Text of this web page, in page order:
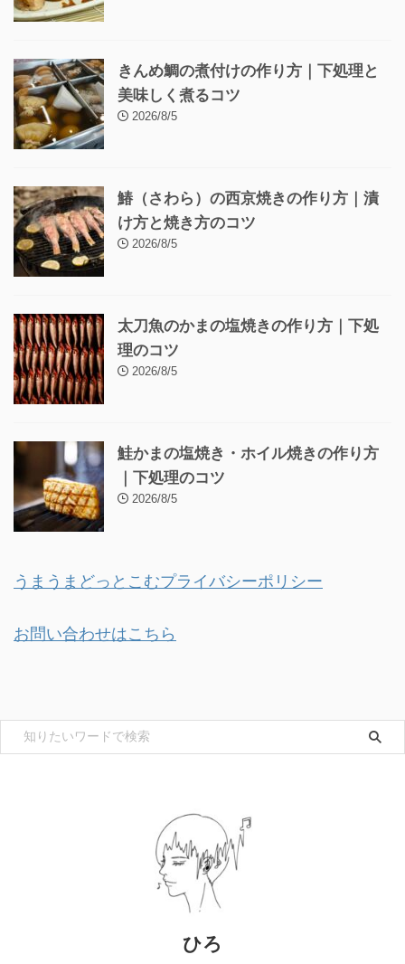
きんめ鯛の煮付けの作り方｜下処理と
美味しく煮るコツ
2026/8/5
鰆（さわら）の西京焼きの作り方｜漬
け方と焼き方のコツ
2026/8/5
太刀魚のかまの塩焼きの作り方｜下処
理のコツ
2026/8/5
鮭かまの塩焼き・ホイル焼きの作り方
｜下処理のコツ
2026/8/5
うまうまどっとこむプライバシーポリシー
お問い合わせはこちら
ひろ